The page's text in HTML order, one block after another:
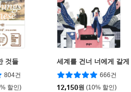
것들
804건
할인)
세계를 건너 너에게 갈게
666건
12,150원 (10% 할인)